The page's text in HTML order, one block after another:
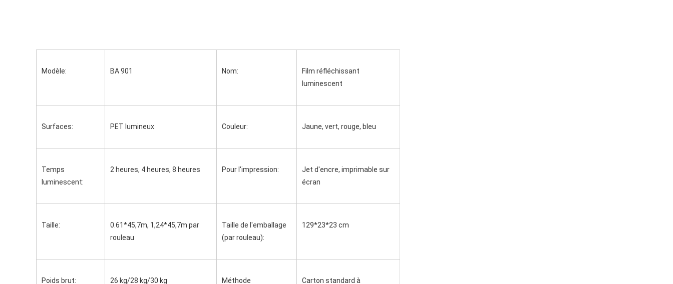
Modèle: BA 901 Nom:
Film réfléchissant
luminescent
Surfaces: PET lumineux Couleur: Jaune, vert, rouge, bleu
Temps
luminescent:
2 heures, 4 heures, 8 heures Pour l'impression:
Jet d'encre, imprimable sur
écran
Taille:
0.61*45,7m, 1,24*45,7m par
rouleau
Taille de l'emballage
(par rouleau):
129*23*23 cm
Poids brut: 26 kg/28 kg/30 kg
Méthode
Carton standard à